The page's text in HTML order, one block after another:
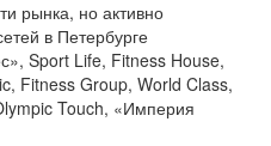
рынка, но активно
в Петербурге
Sport Life, Fitness House,
Fitness Group, World Class,
Touch, «Империя